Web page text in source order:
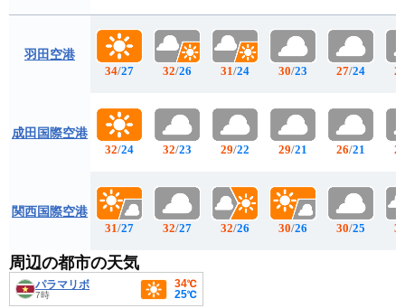
羽田空港
成田国際空港
関西国際空港
34/27
32/24
31/27
32/26
32/23
32/27
31/24
29/22
32/26
30/23
29/21
30/26
27/24
26/21
30/25
周辺の都市の天気
パラマリボ
7時
34℃
25℃